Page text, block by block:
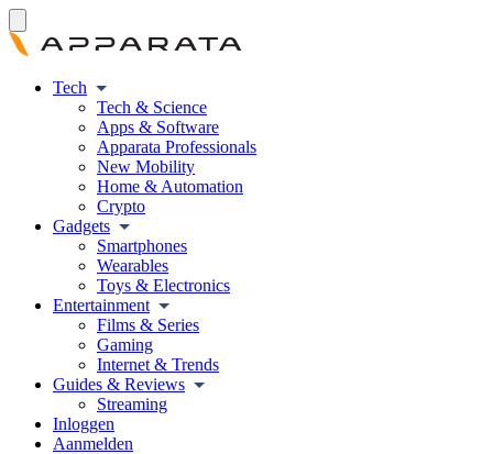
Tech
Tech & Science
Apps & Software
Apparata Professionals
New Mobility
Home & Automation
Crypto
Gadgets
Smartphones
Wearables
Toys & Electronics
Entertainment
Films & Series
Gaming
Internet & Trends
Guides & Reviews
Streaming
Inloggen
Aanmelden